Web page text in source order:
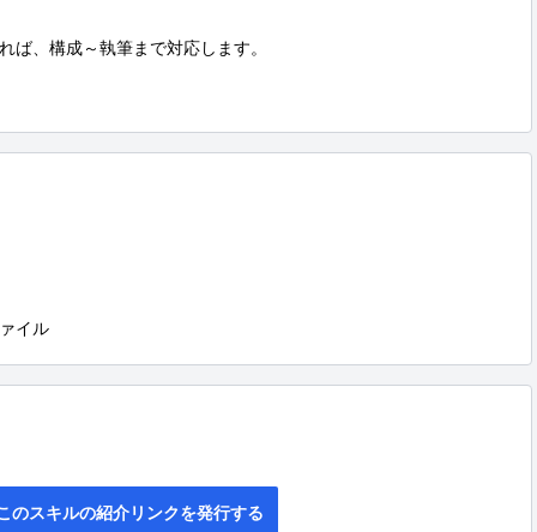
ば、構成～執筆まで対応します。
イル
のスキルの紹介リンクを発行する